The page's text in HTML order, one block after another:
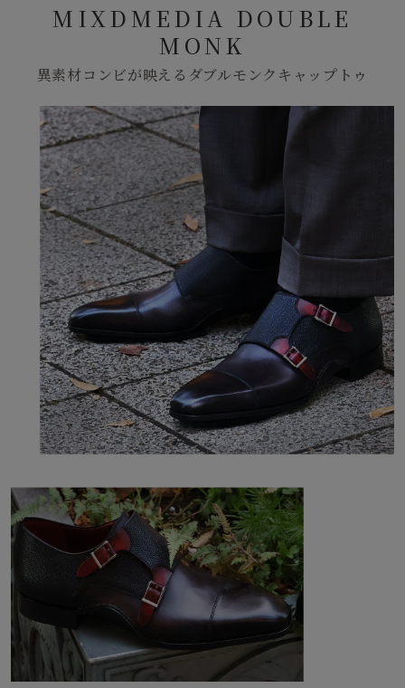
MIXDMEDIA DOUBLE
MONK
異素材コンビが映えるダブルモンクキャップトゥ